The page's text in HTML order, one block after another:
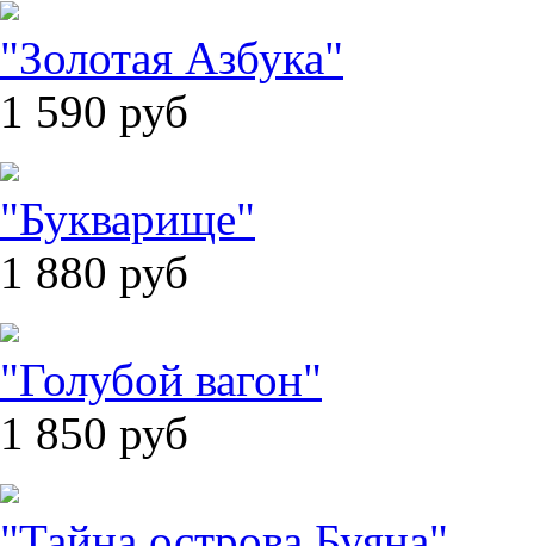
"Золотая Азбука"
1 590 руб
"Букварище"
1 880 руб
"Голубой вагон"
1 850 руб